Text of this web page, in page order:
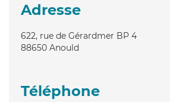
Adresse
622, rue de Gérardmer BP 4
88650 Anould
Téléphone